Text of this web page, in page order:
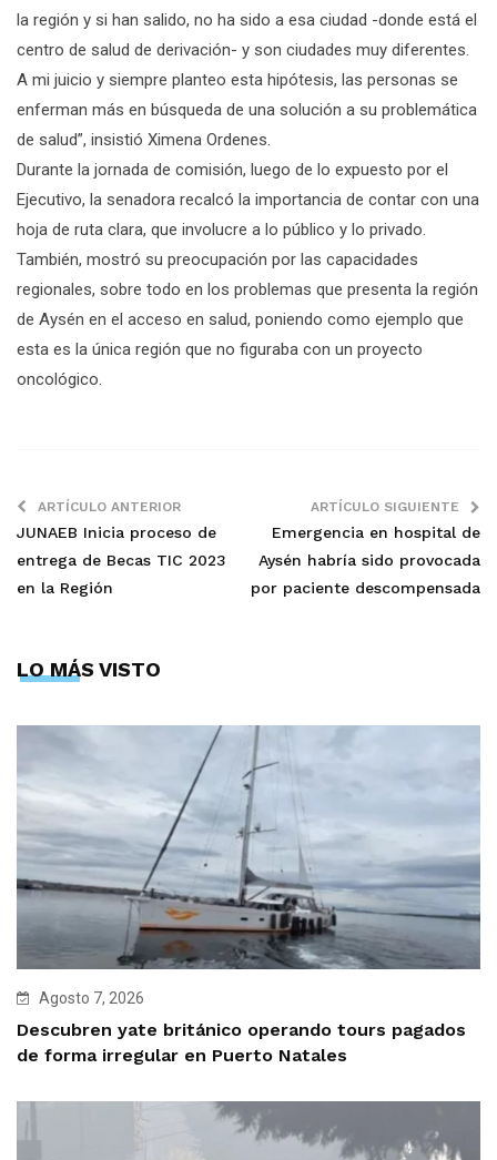
la región y si han salido, no ha sido a esa ciudad -donde está el
centro de salud de derivación- y son ciudades muy diferentes.
A mi juicio y siempre planteo esta hipótesis, las personas se
enferman más en búsqueda de una solución a su problemática
de salud”, insistió Ximena Ordenes.
Durante la jornada de comisión, luego de lo expuesto por el
Ejecutivo, la senadora recalcó la importancia de contar con una
hoja de ruta clara, que involucre a lo público y lo privado.
También, mostró su preocupación por las capacidades
regionales, sobre todo en los problemas que presenta la región
de Aysén en el acceso en salud, poniendo como ejemplo que
esta es la única región que no figuraba con un proyecto
oncológico.
ARTÍCULO ANTERIOR
JUNAEB Inicia proceso de
entrega de Becas TIC 2023
en la Región
ARTÍCULO SIGUIENTE
Emergencia en hospital de
Aysén habría sido provocada
por paciente descompensada
LO MÁS VISTO
Agosto 7, 2026
Descubren yate británico operando tours pagados
de forma irregular en Puerto Natales